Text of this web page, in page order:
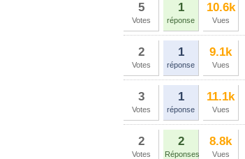
5
Votes
1
réponse
10.6k
Vues
2
Votes
1
réponse
9.1k
Vues
3
Votes
1
réponse
11.1k
Vues
2
Votes
2
Réponses
8.8k
Vues